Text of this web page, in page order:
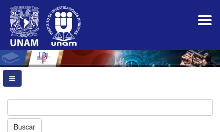
Navegación
principal
Contenido
principal
Barra
lateral
Buscar